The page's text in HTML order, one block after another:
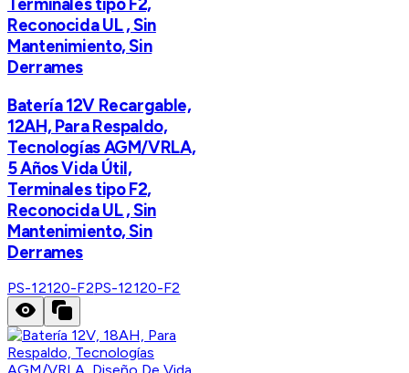
Reconocida UL , Sin
Mantenimiento, Sin
Derrames
Batería 12V Recargable,
12AH, Para Respaldo,
Tecnologías AGM/VRLA,
5 Años Vida Útil,
Terminales tipo F2,
Reconocida UL , Sin
Mantenimiento, Sin
Derrames
PS-12120-F2PS-12120-F2